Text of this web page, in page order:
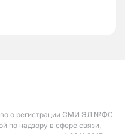
о регистрации СМИ ЭЛ №ФС
по надзору в сфере связи,